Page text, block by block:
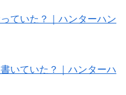
ていた？｜ハンターハン
いていた？｜ハンターハ